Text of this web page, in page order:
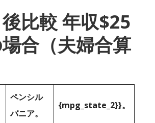
比較 年収$25
合（夫婦合算
ペンシル
バニア。
{mpg_state_2}}。